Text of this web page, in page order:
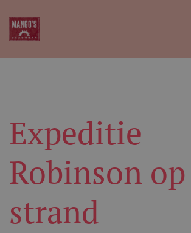
Expeditie
Robinson
strand